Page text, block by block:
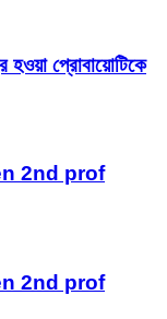
হওয়া প্রোবায়োটিকে
2nd prof
2nd prof